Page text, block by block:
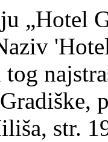
„Hotel
str.